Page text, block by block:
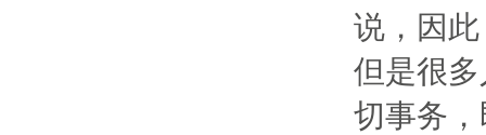
说，因
但是很
切事务